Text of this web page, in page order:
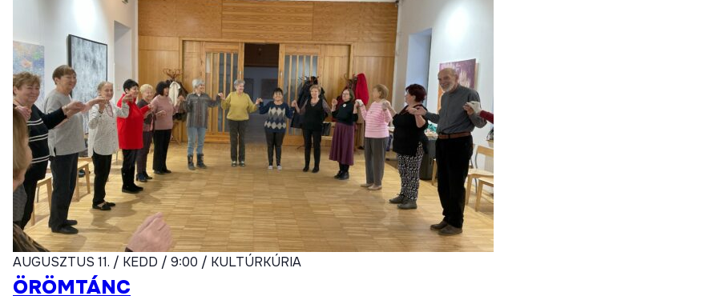
AUGUSZTUS 11. / KEDD / 9:00 / KULTÚRKÚRIA
ÖRÖMTÁNC